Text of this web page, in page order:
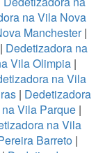
na Vila Nova
Manchester|
| Dedetizadora na
Vila Olimpia |
na Vila
| Dedetizadora
Vila Parque|
na Vila
Barreto|